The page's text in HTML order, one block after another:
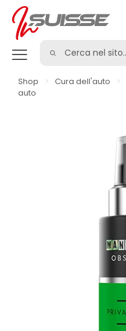
Shop > Cura dell'auto >
auto